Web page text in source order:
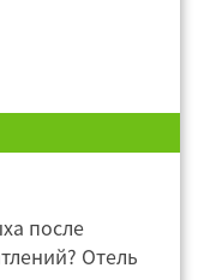
после
Отель